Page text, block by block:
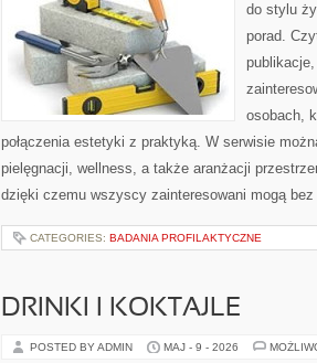
do stylu
porad.
publikacje,
osobach,
połączenia estetyki z praktyką. W serwisie
pielęgnacji, wellness, a także aranżacji
dzięki czemu wszyscy zainteresowani mogą
CATEGORIES: BADANIA PROFILAKTYCZNE
DRINKI I KOKTAJLE
POSTED BY ADMIN MAJ - 9 - 2026